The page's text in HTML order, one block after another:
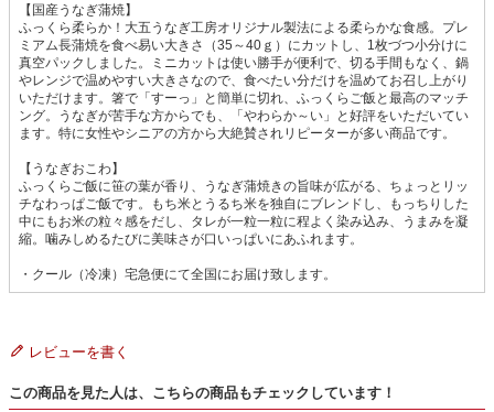
【国産うなぎ蒲焼】
ふっくら柔らか！大五うなぎ工房オリジナル製法による柔らかな食感。プレ
ミアム長蒲焼を食べ易い大きさ（35～40ｇ）にカットし、1枚づつ小分けに
真空パックしました。ミニカットは使い勝手が便利で、切る手間もなく、鍋
やレンジで温めやすい大きさなので、食べたい分だけを温めてお召し上がり
いただけます。箸で「すーっ」と簡単に切れ、ふっくらご飯と最高のマッチ
ング。うなぎが苦手な方からでも、「やわらか～い」と好評をいただいてい
ます。特に女性やシニアの方から大絶賛されリピーターが多い商品です。
【うなぎおこわ】
ふっくらご飯に笹の葉が香り、うなぎ蒲焼きの旨味が広がる、ちょっとリッ
チなわっぱご飯です。もち米とうるち米を独自にブレンドし、もっちりした
中にもお米の粒々感をだし、タレが一粒一粒に程よく染み込み、うまみを凝
縮。噛みしめるたびに美味さが口いっぱいにあふれます。
・クール（冷凍）宅急便にて全国にお届け致します。
レビューを書く
この商品を見た人は、こちらの商品もチェックしています！